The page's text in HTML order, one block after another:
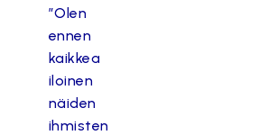
”Olen
ennen
kaikkea
iloinen
näiden
ihmisten